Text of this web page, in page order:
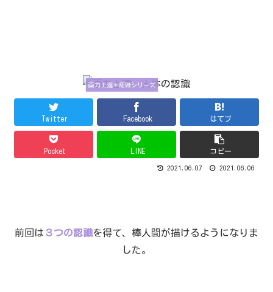
画力上達＊認識シリーズ
Twitter Facebook はてブ
Pocket LINE コピー
2021.06.07 2021.06.06
前回は ３つの認識を得て、棒人間が描けるようになりま
した。